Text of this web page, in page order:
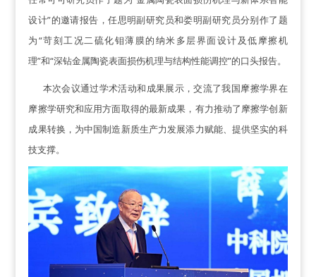
设计”的邀请报告，任思明副研究员和娄明副研究员分别作了题
为“苛刻工况二硫化钼薄膜的纳米多层界面设计及低摩擦机
理”和“深钻金属陶瓷表面损伤机理与结构性能调控”的口头报告。
本次会议通过学术活动和成果展示，交流了我国摩擦学界在
摩擦学研究和应用方面取得的最新成果，有力推动了摩擦学创新
成果转换，为中国制造新质生产力发展添力赋能、提供坚实的科
技支撑。